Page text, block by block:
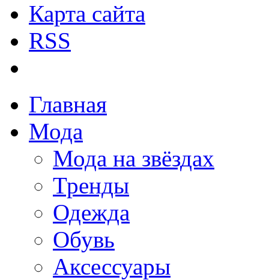
Карта сайта
RSS
Главная
Мода
Мода на звёздах
Тренды
Одежда
Обувь
Аксессуары